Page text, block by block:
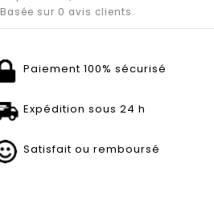
Basée sur 0 avis clients.
Paiement 100% sécurisé
Expédition sous 24 h
Satisfait ou remboursé